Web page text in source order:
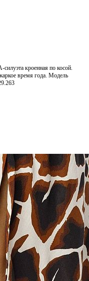
кроенная по косой.
время года. Модель